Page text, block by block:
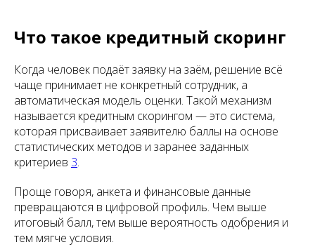
Что такое кредитный скоринг
Когда человек подаёт заявку на заём, решение всё
чаще принимает не конкретный сотрудник, а
автоматическая модель оценки. Такой механизм
называется кредитным скорингом — это система,
которая присваивает заявителю баллы на основе
статистических методов и заранее заданных
критериев 3.
Проще говоря, анкета и финансовые данные
превращаются в цифровой профиль. Чем выше
итоговый балл, тем выше вероятность одобрения и
тем мягче условия.